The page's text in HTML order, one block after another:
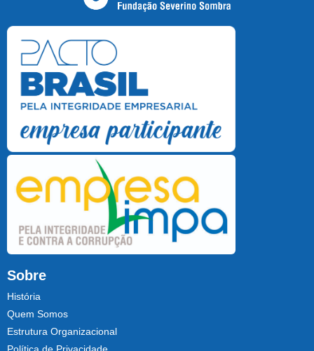
Sobre
História
Quem Somos
Estrutura Organizacional
Política de Privacidade